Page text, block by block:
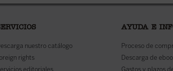
nuestro catálogo
rights
editoriales
AYUDA E
Proceso de
Descarga de
Gastos y plazos